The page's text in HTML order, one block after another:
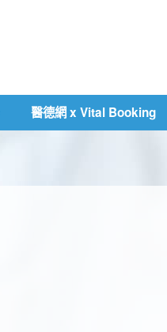
醫德網 x Vital Booking